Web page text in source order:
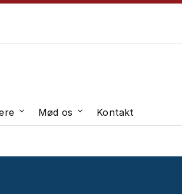
Undermenu til "Job og karriere"
Mød os Undermenu til "Mød os"
Kontakt